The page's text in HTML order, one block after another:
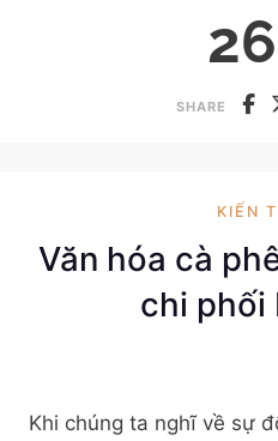
26
SHARE
KIẾN
Văn hóa cà
chi phối
Khi chúng ta nghĩ về sự